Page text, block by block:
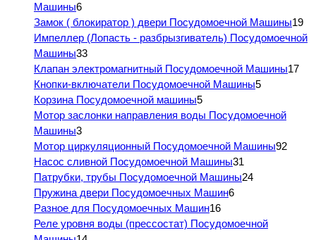
Машины6
Замок ( блокиратор ) двери Посудомоечной Машины19
Импеллер (Лопасть - разбрызгиватель) Посудомоечной
Машины33
Клапан электромагнитный Посудомоечной Машины17
Кнопки-включатели Посудомоечной Машины5
Корзина Посудомоечной машины5
Мотор заслонки направления воды Посудомоечной
Машины3
Мотор циркуляционный Посудомоечной Машины92
Насос сливной Посудомоечной Машины31
Патрубки, трубы Посудомоечной Машины24
Пружина двери Посудомоечных Машин6
Разное для Посудомоечных Машин16
Реле уровня воды (прессостат) Посудомоечной